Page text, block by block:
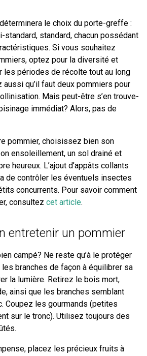
le choix du porte-greffe :
standard, standard, chacun possédant
Si vous souhaitez
optez pour la diversité et
les périodes de récolte tout au long
qu’il faut deux pommiers pour
Mais peut-être s’en trouve-
immédiat? Alors, pas de
pommier, choisissez bien son
ensoleillement, un sol drainé et
heureux. L’ajout d’appâts collants
de contrôler les éventuels insectes
concurrents. Pour savoir comment
consultez cet article.
entretenir un pommier
campé? Ne reste qu’à le protéger
branches de façon à équilibrer sa
la lumière. Retirez le bois mort,
ainsi que les branches semblant
Coupez les gourmands (petites
sur le tronc). Utilisez toujours des
placez les précieux fruits à